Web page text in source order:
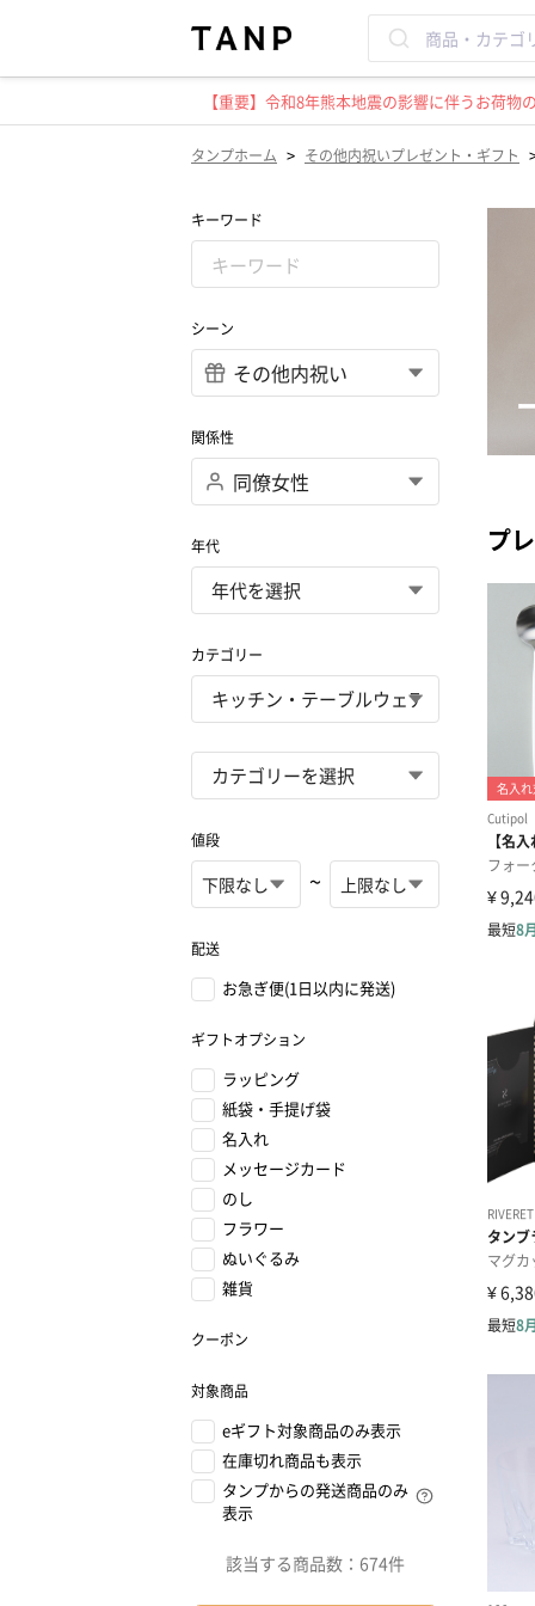
【重要】令和8年熊本地震の影響に伴うお荷
タンプホーム > その他内祝いプレゼント・ギフト
キーワード
シーン
関係性
年代
カテゴリー
値段
~
配送
お急ぎ便(1日以内に発送)
ギフトオプション
ラッピング
紙袋・手提げ袋
名入れ
メッセージカード
のし
フラワー
ぬいぐるみ
雑貨
クーポン
対象商品
eギフト対象商品のみ表示
在庫切れ商品も表示
タンプからの発送商品のみ
表示
該当する商品数： 674件
プ